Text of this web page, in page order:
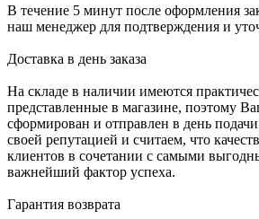
В течение 5 минут после оформления
наш менеджер для подтверждения и
Доставка в день заказа
На складе в наличии имеются
представленные в магазине, поэтому
сформирован и отправлен в день
своей репутацией и считаем, что
клиентов в сочетании с самыми
важнейший фактор успеха.
Гарантия возврата